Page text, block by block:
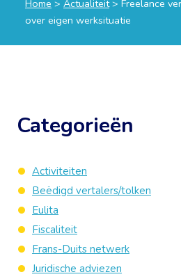
Home > Actualiteit> Freelance
over eigen werksituatie
Categorieën
Activiteiten
Beëdigd vertalers/tolken
Eulita
Fiscaliteit
Frans-Duits netwerk
Juridische adviezen